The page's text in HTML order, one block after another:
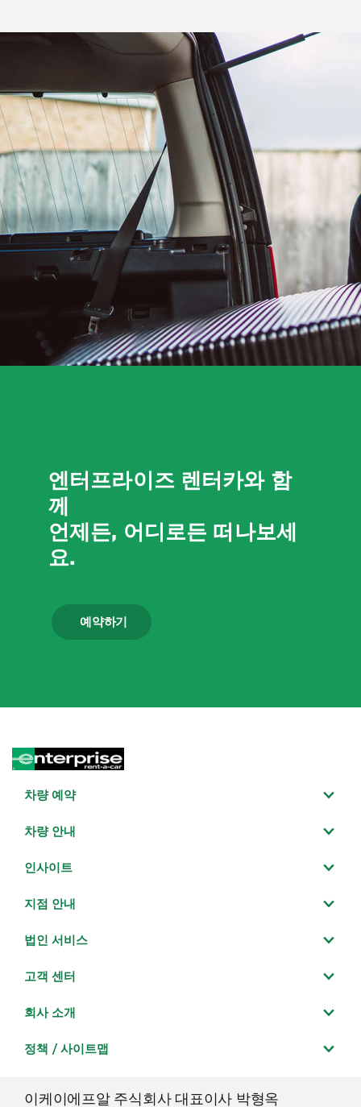
엔터프라이즈 렌터카와 함
께
언제든, 어디로든 떠나보세
요.
예약하기
차량 예약
차량 안내
인사이트
지점 안내
법인 서비스
고객 센터
회사 소개
정책 / 사이트맵
이케이에프알 주식회사 대표이사 박형옥